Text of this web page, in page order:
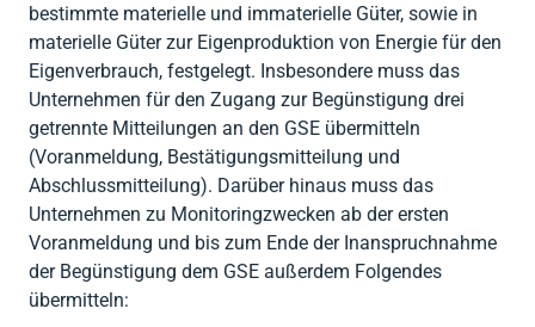
Steuerberatung
Private (CAF)


Zurück
Software
 Zurück
RENTRI
Import AEE &
Batterien
Verpackung
 Zurück
bestimmte materielle und immaterielle Güter, sowie in
materielle Güter zur Eigenproduktion von Energie für den
Eigenverbrauch, festgelegt. Insbesondere muss das
Unternehmen für den Zugang zur Begünstigung drei
getrennte Mitteilungen an den GSE übermitteln
(Voranmeldung, Bestätigungsmitteilung und
Abschlussmitteilung). Darüber hinaus muss das
Unternehmen zu Monitoringzwecken ab der ersten
Voranmeldung und bis zum Ende der Inanspruchnahme
der Begünstigung dem GSE außerdem Folgendes
übermitteln: